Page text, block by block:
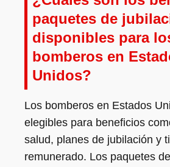
paquetes de
disponibles para
bomberos en
Unidos?
Los bomberos en Estados
elegibles para beneficios
salud, planes de jubilación y
remunerado. Los paquetes